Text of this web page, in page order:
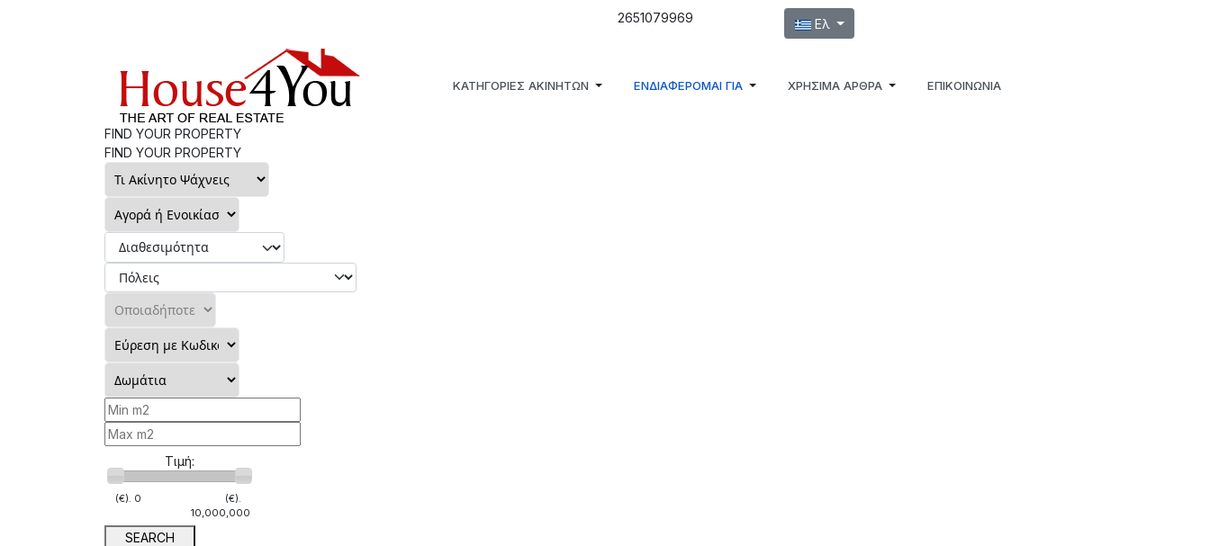
2651079969 Επιλέξτε τη γλώσσα σας
Ελ
ΚΑΤΗΓΟΡΙΕΣ ΑΚΙΝΗΤΩΝ ΕΝΔΙΑΦΕΡΟΜΑΙ ΓΙΑ ΧΡΉΣΙΜΑ ΆΡΘΡΑ ΕΠΙΚΟΙΝΩΝΙΑ
FIND YOUR PROPERTY
FIND YOUR PROPERTY
Τιμή:
(€). 0
(€).
10,000,000
SEARCH